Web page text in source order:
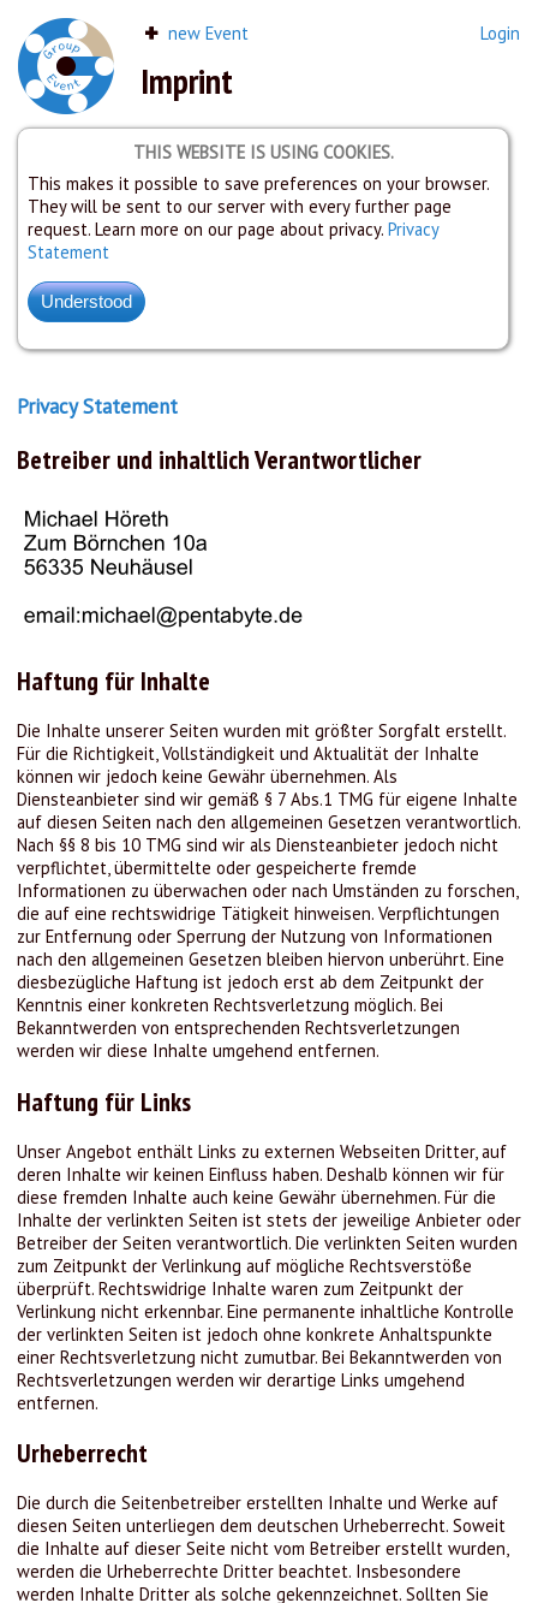
new Event Login
Imprint
THIS WEBSITE IS USING COOKIES.
This makes it possible to save preferences on your browser.
They will be sent to our server with every further page
request. Learn more on our page about privacy. Privacy
Statement
Privacy Statement
Betreiber und inhaltlich Verantwortlicher
Haftung für Inhalte
Die Inhalte unserer Seiten wurden mit größter Sorgfalt erstellt.
Für die Richtigkeit, Vollständigkeit und Aktualität der Inhalte
können wir jedoch keine Gewähr übernehmen. Als
Diensteanbieter sind wir gemäß § 7 Abs.1 TMG für eigene Inhalte
auf diesen Seiten nach den allgemeinen Gesetzen verantwortlich.
Nach §§ 8 bis 10 TMG sind wir als Diensteanbieter jedoch nicht
verpflichtet, übermittelte oder gespeicherte fremde
Informationen zu überwachen oder nach Umständen zu forschen,
die auf eine rechtswidrige Tätigkeit hinweisen. Verpflichtungen
zur Entfernung oder Sperrung der Nutzung von Informationen
nach den allgemeinen Gesetzen bleiben hiervon unberührt. Eine
diesbezügliche Haftung ist jedoch erst ab dem Zeitpunkt der
Kenntnis einer konkreten Rechtsverletzung möglich. Bei
Bekanntwerden von entsprechenden Rechtsverletzungen
werden wir diese Inhalte umgehend entfernen.
Haftung für Links
Unser Angebot enthält Links zu externen Webseiten Dritter, auf
deren Inhalte wir keinen Einfluss haben. Deshalb können wir für
diese fremden Inhalte auch keine Gewähr übernehmen. Für die
Inhalte der verlinkten Seiten ist stets der jeweilige Anbieter oder
Betreiber der Seiten verantwortlich. Die verlinkten Seiten wurden
zum Zeitpunkt der Verlinkung auf mögliche Rechtsverstöße
überprüft. Rechtswidrige Inhalte waren zum Zeitpunkt der
Verlinkung nicht erkennbar. Eine permanente inhaltliche Kontrolle
der verlinkten Seiten ist jedoch ohne konkrete Anhaltspunkte
einer Rechtsverletzung nicht zumutbar. Bei Bekanntwerden von
Rechtsverletzungen werden wir derartige Links umgehend
entfernen.
Urheberrecht
Die durch die Seitenbetreiber erstellten Inhalte und Werke auf
diesen Seiten unterliegen dem deutschen Urheberrecht. Soweit
die Inhalte auf dieser Seite nicht vom Betreiber erstellt wurden,
werden die Urheberrechte Dritter beachtet. Insbesondere
werden Inhalte Dritter als solche gekennzeichnet. Sollten Sie